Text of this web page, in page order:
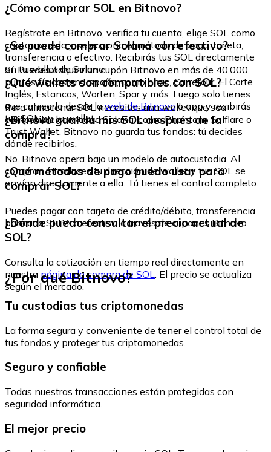
¿Cómo comprar SOL en Bitnovo?
Regístrate en Bitnovo, verifica tu cuenta, elige SOL como
criptomoneda y selecciona el método de pago: tarjeta,
transferencia o efectivo. Recibirás tus SOL directamente
en tu wallet de Solana.
¿Se puede comprar Solana con efectivo?
Sí. Puedes adquirir un cupón Bitnovo en más de 40.000
puntos físicos en España, como Fnac, Carrefour, El Corte
Inglés, Estancos, Worten, Spar y más. Luego solo tienes
que canjearlo desde laweb de Bitnovoo app y recibirás
tus SOL en tu wallet.
¿Qué wallets son compatibles con SOL?
Para almacenar SOL necesitas una wallet que sea
compatible con la red Solana, como Phantom, Solflare o
Trust Wallet. Bitnovo no guarda tus fondos: tú decides
dónde recibirlos.
¿Bitnovo guarda mis SOL después de la
compra?
No. Bitnovo opera bajo un modelo de autocustodia. Al
comprar, introduces tu dirección de wallet y tus SOL se
envían directamente a ella. Tú tienes el control completo.
¿Qué métodos de pago puedo usar para
comprar SOL?
Puedes pagar con tarjeta de crédito/débito, transferencia
bancaria SEPA o efectivo a través de cupones Bitnovo.
¿Dónde puedo consultar el precio actual de
SOL?
Consulta la cotización en tiempo real directamente en
nuestra página de compra de SOL. El precio se actualiza
según el mercado.
¿Por qué Bitnovo?
Tu custodias tus criptomonedas
La forma segura y conveniente de tener el control total de
tus fondos y proteger tus criptomonedas.
Seguro y confiable
Todas nuestras transacciones están protegidas con
seguridad informática.
El mejor precio